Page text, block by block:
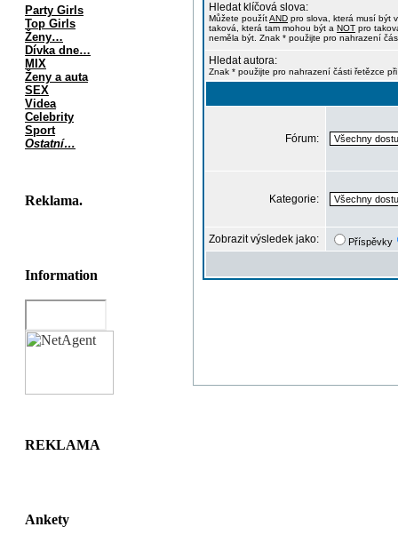
Party Girls
Top Girls
Ženy…
Dívka dne…
MIX
Ženy a auta
SEX
Videa
Celebrity
Sport
Ostatní…
Reklama.
Information
REKLAMA
Ankety
Hledat klíčová slova:
Můžete použítAND pro slova, která musí být
taková, která tam mohou být a NOT pro
neměla být. Znak * použijte pro nahrazení
Hledat autora:
Znak * použijte pro nahrazení části řetězce
Fórum:
Kategorie:
Zobrazit výsledek jako: Příspěvky